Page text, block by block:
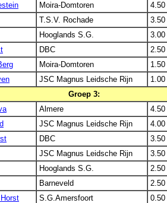
Moira-Domtoren
4.50
T.S.V. Rochade
3.50
Hooglands S.G.
3.00
DBC
2.50
Moira-Domtoren
1.50
JSC Magnus Leidsche Rijn
1.00
Groep 3:
Almere
4.50
JSC Magnus Leidsche Rijn
4.00
DBC
3.50
JSC Magnus Leidsche Rijn
3.50
Hooglands S.G.
2.50
Barneveld
2.50
S.G.Amersfoort
0.50